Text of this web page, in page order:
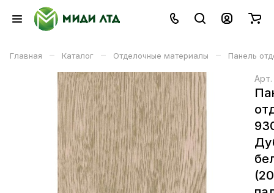
Главная – Каталог – Отделочные материалы – Панель
Арт.